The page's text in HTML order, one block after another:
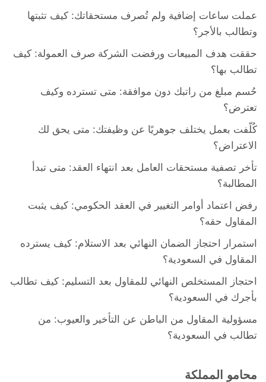
عملت ساعات إضافية ولم تُصرف مستحقاتك: كيف تثبتها
وتطالب بالأجر؟
حققت هدف المبيعات ورفضت الشركة صرف العمولة: كيف
تطالب بها؟
حُسم مبلغ من راتبك دون موافقة: متى تسترده وكيف
تعترض؟
كُلّفت بعمل يختلف جوهريًا عن وظيفتك: متى يحق لك
الاعتراض؟
تأخر تصفية مستحقات العامل بعد انتهاء العقد: متى تبدأ
المطالبة؟
رفض اعتماد أوامر التغيير في العقد الحكومي: كيف يثبت
المقاول حقه؟
استمرار احتجاز الضمان النهائي بعد الاستلام: كيف يسترده
المقاول في السعودية؟
احتجاز المستخلص النهائي للمقاول بعد التسليم: كيف تطالب
بأجرك في السعودية؟
مسؤولية المقاول من الباطن عن التأخير والعيوب: من
تطالب في السعودية؟
محامو المملكة